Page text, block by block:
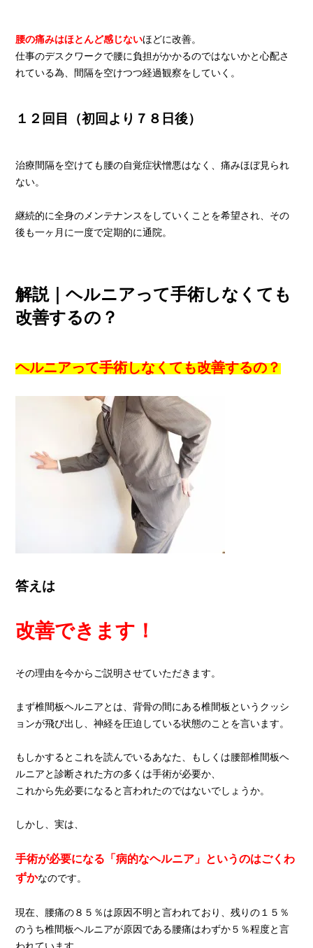
腰の痛みはほとんど感じないほどに改善。
仕事のデスクワークで腰に負担がかかるのではないかと心配さ
れている為、間隔を空けつつ経過観察をしていく。
１２回目（初回より７８日後）
治療間隔を空けても腰の自覚症状憎悪はなく、痛みほぼ見られ
ない。
継続的に全身のメンテナンスをしていくことを希望され、その
後も一ヶ月に一度で定期的に通院。
解説｜ヘルニアって手術しなくても
改善するの？
ヘルニアって手術しなくても改善するの？
答えは
改善できます！
その理由を今からご説明させていただきます。
まず椎間板ヘルニアとは、背骨の間にある椎間板というクッシ
ョンが飛び出し、神経を圧迫している状態のことを言います。
もしかするとこれを読んでいるあなた、もしくは腰部椎間板ヘ
ルニアと診断された方の多くは手術が必要か、
これから先必要になると言われたのではないでしょうか。
しかし、実は、
手術が必要になる「病的なヘルニア」というのはごくわ
ずかなのです。
現在、腰痛の８５％は原因不明と言われており、残りの１５％
のうち椎間板ヘルニアが原因である腰痛はわずか５％程度と言
われています。